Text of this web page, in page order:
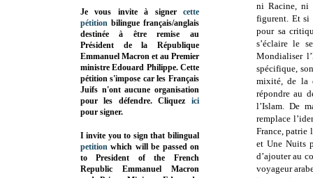
ni Racine, ni
figurent. Et si
pour sa
s’éclaire le
Mondialiser
spécifique,
mixité, de la
répondre au
l’Islam. De
remplace
France, patrie
et Une Nuits
d’ajouter au
voyageur
Je vous invite à signer cette
pétition bilingue français/anglais
destinée à être remise au
Président de la République
Emmanuel Macron et au Premier
ministre Edouard Philippe. Cette
pétition s'impose car les Français
Juifs n'ont aucune organisation
pour les défendre. Cliquez
ici
pour signer.
I invite you to sign that bilingual
petition which will be passed on
to President of the French
Republic Emmanuel Macron